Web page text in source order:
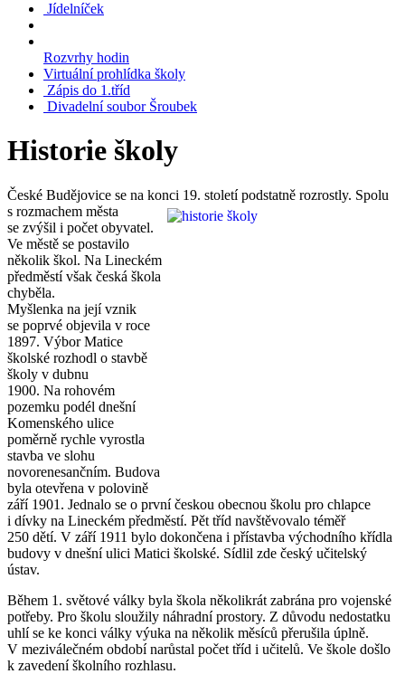
Jídelníček
Rozvrhy hodin
Virtuální prohlídka školy
Zápis do 1.tříd
Divadelní soubor Šroubek
Historie školy
České Budějovice se na konci 19. století podstatně rozrostly. Spolu
s rozmachem města
se zvýšil i počet obyvatel.
Ve městě se postavilo
několik škol. Na Lineckém
předměstí však česká škola
chyběla.
Myšlenka na její vznik
se poprvé objevila v roce
1897. Výbor Matice
školské rozhodl o stavbě
školy v dubnu
1900. Na rohovém
pozemku podél dnešní
Komenského ulice
poměrně rychle vyrostla
stavba ve slohu
novorenesančním. Budova
byla otevřena v polovině
září 1901. Jednalo se o první českou obecnou školu pro chlapce
i dívky na Lineckém předměstí. Pět tříd navštěvovalo téměř
250 dětí. V září 1911 bylo dokončena i přístavba východního křídla
budovy v dnešní ulici Matici školské. Sídlil zde český učitelský
ústav.
Během 1. světové války byla škola několikrát zabrána pro vojenské
potřeby. Pro školu sloužily náhradní prostory. Z důvodu nedostatku
uhlí se ke konci války výuka na několik měsíců přerušila úplně.
V meziválečném období narůstal počet tříd i učitelů. Ve škole došlo
k zavedení školního rozhlasu.